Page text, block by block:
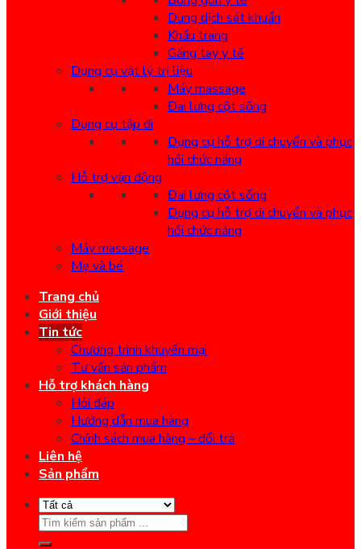
Dung dịch sát khuẩn
Khẩu trang
Găng tay y tế
Dụng cụ vật lý trị liệu
Máy massage
Đai lưng cột sống
Dụng cụ tập đi
Dụng cụ hỗ trợ di chuyển và phục
hồi chức năng
Hỗ trợ vận động
Đai lưng cột sống
Dụng cụ hỗ trợ di chuyển và phục
hồi chức năng
Máy massage
Mẹ và bé
Trang chủ
Giới thiệu
Tin tức
Chương trình khuyến mại
Tư vấn sản phẩm
Hỗ trợ khách hàng
Hỏi đáp
Hướng dẫn mua hàng
Chính sách mua hàng – đổi trả
Liên hệ
Sản phẩm
Search
for: